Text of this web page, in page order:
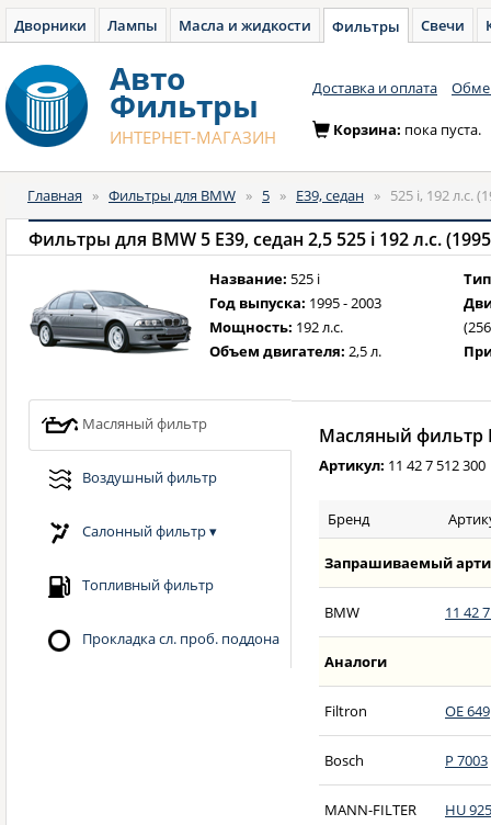
Дворники Лампы Масла и жидкости Фильтры Свечи
Авто
Фильтры
ИНТЕРНЕТ-МАГАЗИН
Доставка и оплата
Корзина: пока пуста.
Главная » Фильтры для BMW » 5 » E39, седан » 525 i, 192 л.с.
Фильтры для BMW 5 E39, седан 2,5 525 i 192 л.с.
Название: 525 i
Год выпуска: 1995 - 2003
Мощность: 192 л.с.
Объем двигателя: 2,5 л.
Масляный фильтр
Воздушный фильтр
Салонный фильтр▾
Топливный фильтр
Прокладка сл. проб. поддона
Масляный фильтр
Артикул: 11 42 7 512 300
Бренд
Запрашиваемый
BMW 11 42
Аналоги
Filtron OE 649
Bosch P 7003
MANN-FILTER HU